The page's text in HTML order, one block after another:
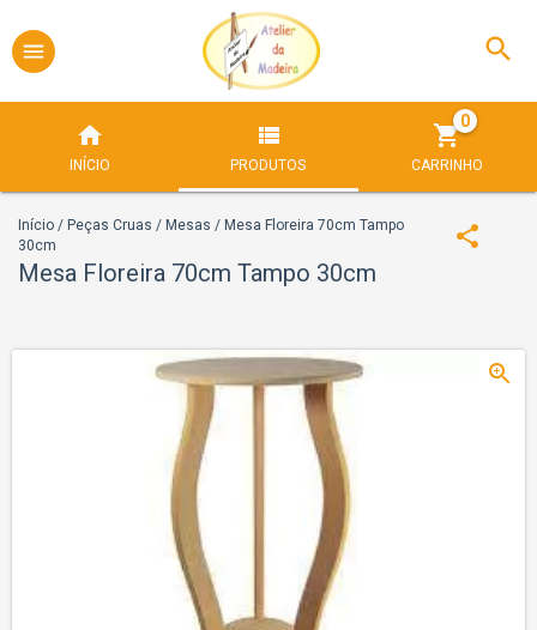
INÍCIO PRODUTOS CARRINHO
0
Início / Peças Cruas / Mesas / Mesa Floreira 70cm Tampo
30cm
Mesa Floreira 70cm Tampo 30cm